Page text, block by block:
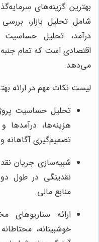
بهترین گزینه‌های
شامل تحلیل بازار، بررسی
درآمد، تحلیل
اقتصادی است که تمام
می‌دهد.
لیست نکات مهم در ارائه
تحلیل حساسیت
هزینه‌ها، درآمدها
تصمیم‌گیری
شبیه‌سازی جریان
نقدینگی در طول
منابع مالی.
ارائه سناریوهای
خوشبینانه،